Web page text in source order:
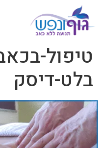
טיפול-
בלט-דיסק